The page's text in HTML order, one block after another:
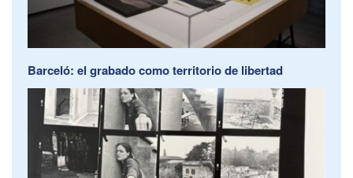
Barceló: el grabado como territorio de libertad